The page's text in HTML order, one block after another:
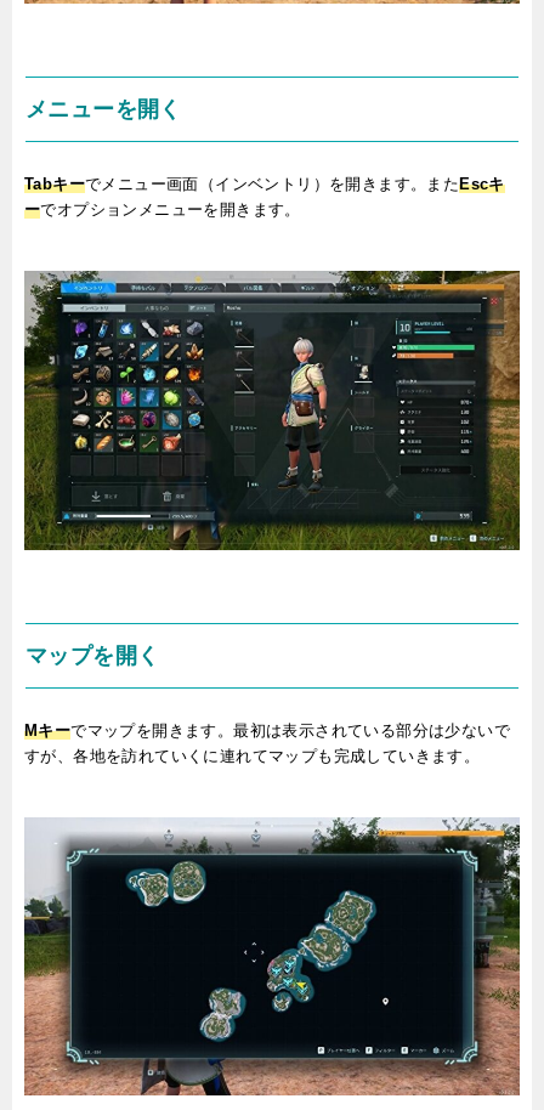
メニューを開く
Tabキーでメニュー画面（インベントリ）を開きます。またEscキ
ーでオプションメニューを開きます。
マップを開く
Mキーでマップを開きます。最初は表示されている部分は少ないで
すが、各地を訪れていくに連れてマップも完成していきます。